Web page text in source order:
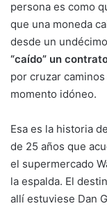
persona es como
que una moneda
desde un
“caído” un
por cruzar
momento idóneo.
Esa es la historia de
de 25 años que
el supermercado
la espalda. El
allí estuviese Dan